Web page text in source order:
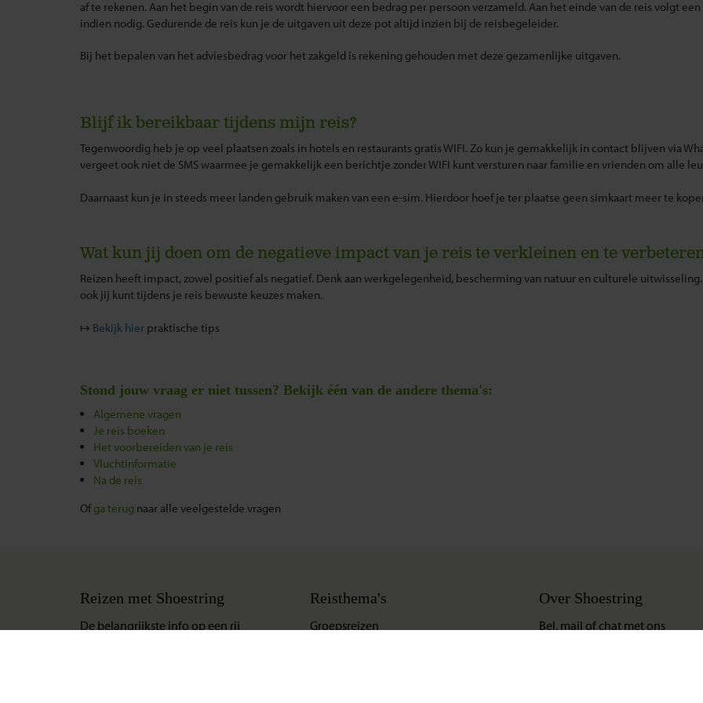
af te rekenen. Aan het begin van de reis wordt hiervoor een bedrag per persoon verzameld. Aan het einde van de reis volgt
indien nodig. Gedurende de reis kun je de uitgaven uit deze pot altijd inzien bij de reisbegeleider.
Bij het bepalen van het adviesbedrag voor het zakgeld is rekening gehouden met deze gezamenlijke uitgaven.
Blijf ik bereikbaar tijdens mijn reis?
Tegenwoordig heb je op veel plaatsen zoals in hotels en restaurants gratis WIFI. Zo kun je gemakkelijk in contact blijven via
vergeet ook niet de SMS waarmee je gemakkelijk een berichtje zonder WIFI kunt versturen naar familie en vrienden om alle
Daarnaast kun je in steeds meer landen gebruik maken van een e-sim. Hierdoor hoef je ter plaatse geen simkaart meer te
Wat kun jij doen om de negatieve impact van je reis te verkleinen en te
Reizen heeft impact, zowel positief als negatief. Denk aan werkgelegenheid, bescherming van natuur en culturele
ook jij kunt tijdens je reis bewuste keuzes maken.
↦ Bekijk hier praktische tips
Stond jouw vraag er niet tussen? Bekijk één van de andere thema's:
Algemene vragen
Je reis boeken
Het voorbereiden van je reis
Vluchtinformatie
Na de reis
Ofga terug naar alle veelgestelde vragen
Reizen met Shoestring
De belangrijkste info op een rij
Reisthema's
Groepsreizen
Over Shoestring
Bel, mail of chat met ons